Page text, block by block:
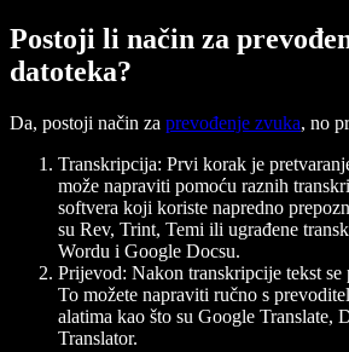
Postoji li način za
datoteka?
Da, postoji način za prevođenje zvuka, no
Transkripcija: Prvi korak je
može napraviti pomoću raznih
softvera koji koriste napredno
su Rev, Trint, Temi ili ugrađene
Wordu i Google Docsu.
Prijevod: Nakon transkripcije tekst
To možete napraviti ručno s
alatima kao što su Google Translate,
Translator.